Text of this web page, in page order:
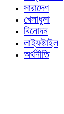
সারাদেশ
খেলাধুলা
বিনোদন
লাইফষ্টাইল
অর্থনীতি